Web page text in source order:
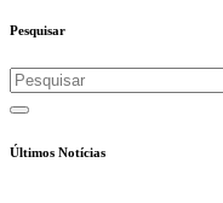
Pesquisar
Últimos Notícias